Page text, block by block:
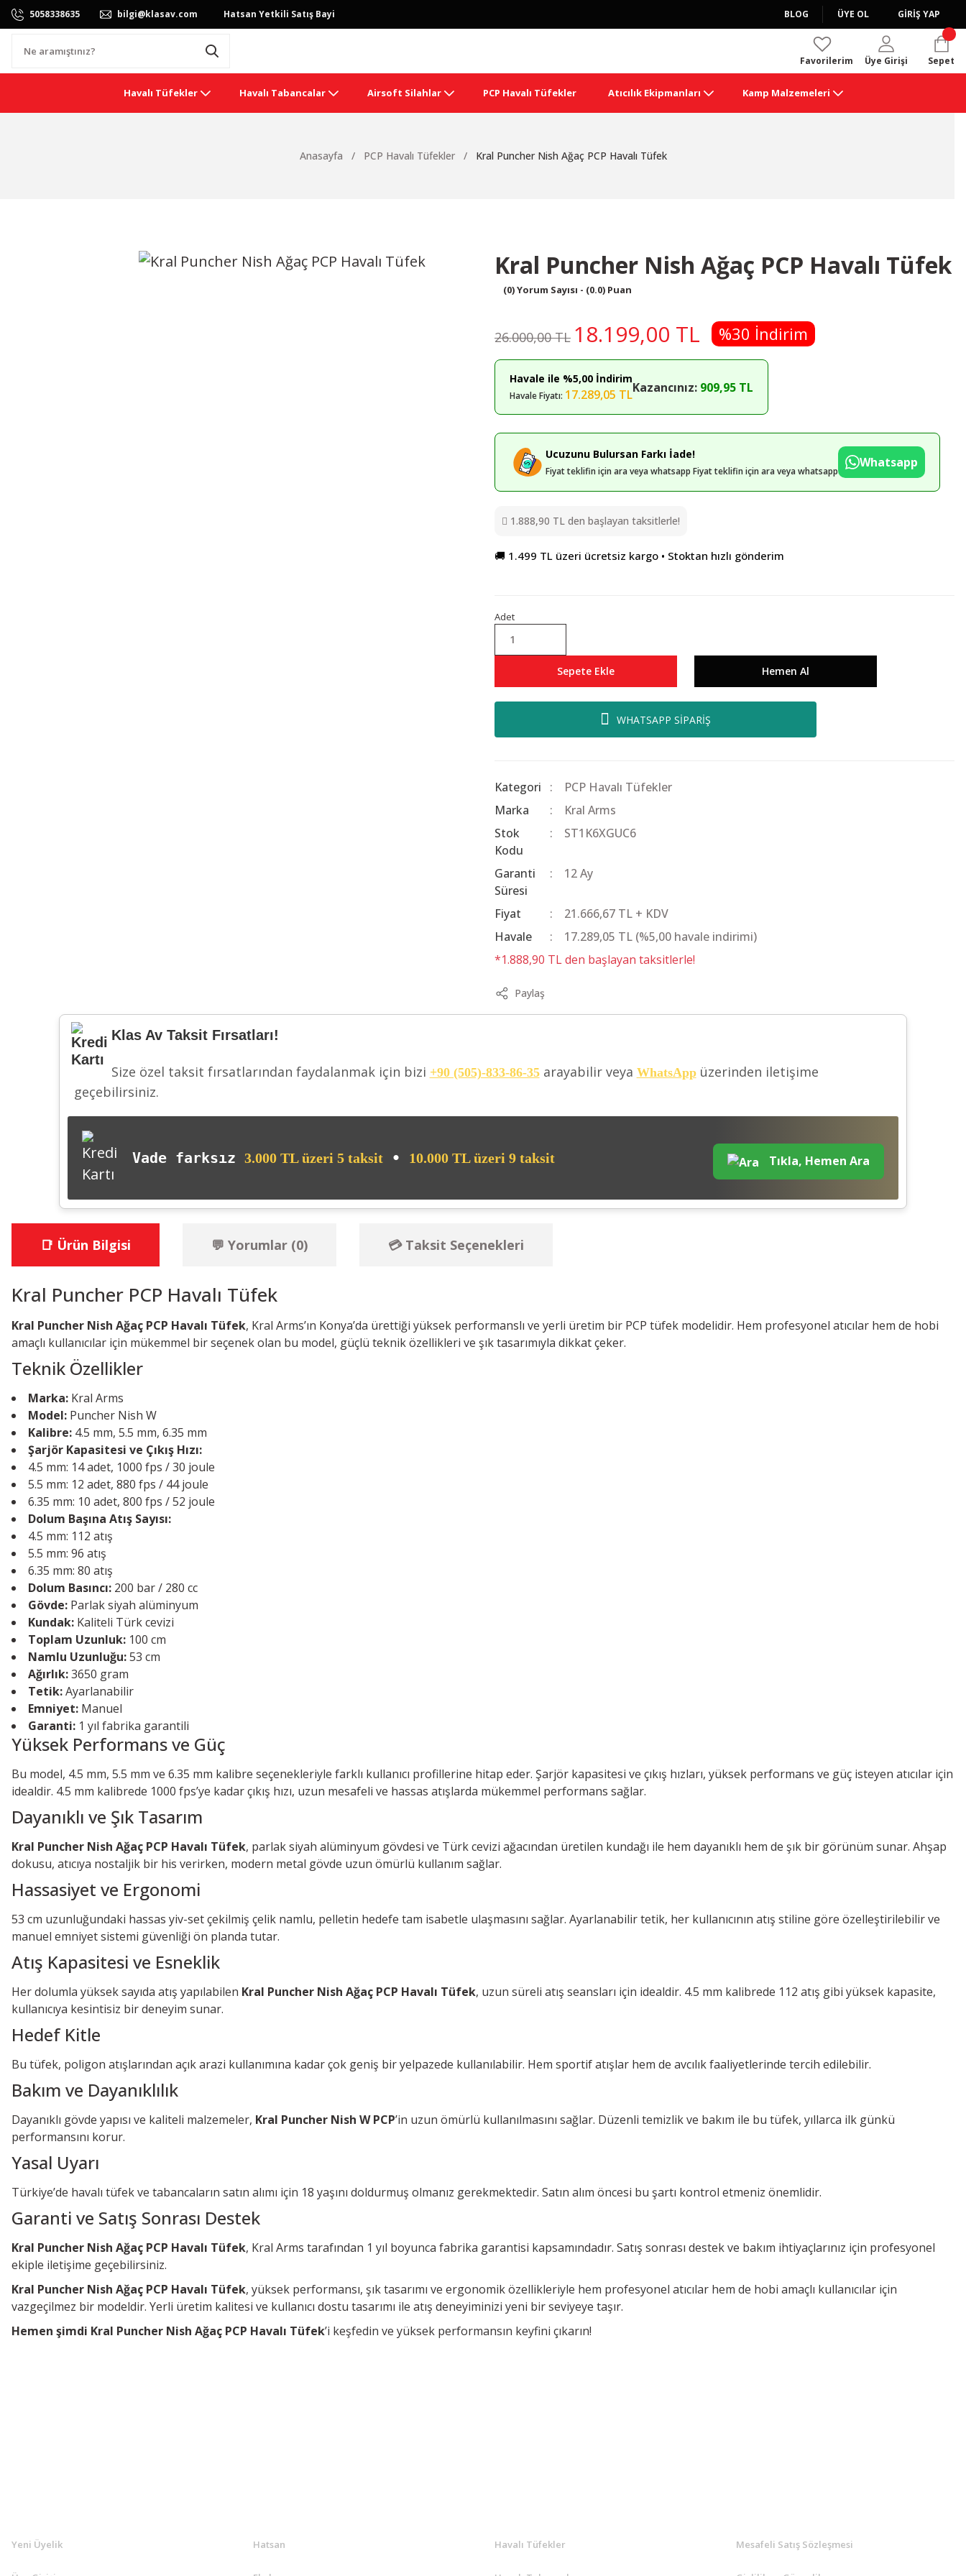
5058338635 bilgi@klasav.com Hatsan Yetkili Satış Bayi BLOG ÜYE OL GİRİŞ YAP
Favorilerim Üye Girişi Sepet
Havalı Tüfekler Havalı Tabancalar Airsoft Silahlar PCP Havalı Tüfekler Atıcılık Ekipmanları Kamp Malzemeleri
Anasayfa PCP Havalı Tüfekler Kral Puncher Nish Ağaç PCP Havalı Tüfek
Kral Puncher Nish Ağaç PCP Havalı Tüfek
(0) Yorum Sayısı - (0.0) Puan
26.000,00 TL 18.199,00 TL %30 İndirim
Havale ile %5,00 İndirim
Havale Fiyatı: 17.289,05 TLKazancınız: 909,95 TL
Ucuzunu Bulursan Farkı İade!
Fiyat teklifin için ara veya whatsapp Fiyat teklifin için ara veya whatsapp
Whatsapp
1.888,90 TL den başlayan taksitlerle!
🚚 1.499 TL üzeri ücretsiz kargo • Stoktan hızlı gönderim
Adet
Sepete Ekle Hemen Al
WHATSAPP SİPARİŞ
Kategori
PCP Havalı Tüfekler
Marka
Kral Arms
Stok
Kodu
ST1K6XGUC6
Garanti
Süresi
12 Ay
Fiyat
21.666,67 TL + KDV
Havale
17.289,05 TL (%5,00 havale indirimi)
*1.888,90 TL den başlayan taksitlerle!
Paylaş
Klas Av Taksit Fırsatları!
Size özel taksit fırsatlarından faydalanmak için bizi +90 (505)-833-86-35arayabilir veya WhatsAppüzerinden iletişime
geçebilirsiniz.
Vade farksız3.000 TL üzeri 5 taksit • 10.000 TL üzeri 9 taksit Tıkla, Hemen Ara
📑 Ürün Bilgisi 💬 Yorumlar (0) 💳 Taksit Seçenekleri
Kral Puncher PCP Havalı Tüfek
Kral Puncher Nish Ağaç PCP Havalı Tüfek, Kral Arms’ın Konya’da ürettiği yüksek performanslı ve yerli üretim bir PCP tüfek modelidir. Hem profesyonel atıcılar hem de hobi
amaçlı kullanıcılar için mükemmel bir seçenek olan bu model, güçlü teknik özellikleri ve şık tasarımıyla dikkat çeker.
Teknik Özellikler
Marka: Kral Arms
Model: Puncher Nish W
Kalibre: 4.5 mm, 5.5 mm, 6.35 mm
Şarjör Kapasitesi ve Çıkış Hızı:
4.5 mm: 14 adet, 1000 fps / 30 joule
5.5 mm: 12 adet, 880 fps / 44 joule
6.35 mm: 10 adet, 800 fps / 52 joule
Dolum Başına Atış Sayısı:
4.5 mm: 112 atış
5.5 mm: 96 atış
6.35 mm: 80 atış
Dolum Basıncı: 200 bar / 280 cc
Gövde: Parlak siyah alüminyum
Kundak: Kaliteli Türk cevizi
Toplam Uzunluk: 100 cm
Namlu Uzunluğu:53 cm
Ağırlık:3650 gram
Tetik:Ayarlanabilir
Emniyet: Manuel
Garanti: 1 yıl fabrika garantili
Yüksek Performans ve Güç
Bu model, 4.5 mm, 5.5 mm ve 6.35 mm kalibre seçenekleriyle farklı kullanıcı profillerine hitap eder. Şarjör kapasitesi ve çıkış hızları, yüksek performans ve güç isteyen atıcılar için
idealdir. 4.5 mm kalibrede 1000 fps’ye kadar çıkış hızı, uzun mesafeli ve hassas atışlarda mükemmel performans sağlar.
Dayanıklı ve Şık Tasarım
Kral Puncher Nish Ağaç PCP Havalı Tüfek, parlak siyah alüminyum gövdesi ve Türk cevizi ağacından üretilen kundağı ile hem dayanıklı hem de şık bir görünüm sunar. Ahşap
dokusu, atıcıya nostaljik bir his verirken, modern metal gövde uzun ömürlü kullanım sağlar.
Hassasiyet ve Ergonomi
53 cm uzunluğundaki hassas yiv-set çekilmiş çelik namlu, pelletin hedefe tam isabetle ulaşmasını sağlar. Ayarlanabilir tetik, her kullanıcının atış stiline göre özelleştirilebilir ve
manuel emniyet sistemi güvenliği ön planda tutar.
Atış Kapasitesi ve Esneklik
Her dolumla yüksek sayıda atış yapılabilen Kral Puncher Nish Ağaç PCP Havalı Tüfek, uzun süreli atış seansları için idealdir. 4.5 mm kalibrede 112 atış gibi yüksek kapasite,
kullanıcıya kesintisiz bir deneyim sunar.
Hedef Kitle
Bu tüfek, poligon atışlarından açık arazi kullanımına kadar çok geniş bir yelpazede kullanılabilir. Hem sportif atışlar hem de avcılık faaliyetlerinde tercih edilebilir.
Bakım ve Dayanıklılık
Dayanıklı gövde yapısı ve kaliteli malzemeler, Kral Puncher Nish W PCP’in uzun ömürlü kullanılmasını sağlar. Düzenli temizlik ve bakım ile bu tüfek, yıllarca ilk günkü
performansını korur.
Yasal Uyarı
Türkiye’de havalı tüfek ve tabancaların satın alımı için 18 yaşını doldurmuş olmanız gerekmektedir. Satın alım öncesi bu şartı kontrol etmeniz önemlidir.
Garanti ve Satış Sonrası Destek
Kral Puncher Nish Ağaç PCP Havalı Tüfek, Kral Arms tarafından 1 yıl boyunca fabrika garantisi kapsamındadır. Satış sonrası destek ve bakım ihtiyaçlarınız için profesyonel
ekiple iletişime geçebilirsiniz.
Kral Puncher Nish Ağaç PCP Havalı Tüfek, yüksek performansı, şık tasarımı ve ergonomik özellikleriyle hem profesyonel atıcılar hem de hobi amaçlı kullanıcılar için
vazgeçilmez bir modeldir. Yerli üretim kalitesi ve kullanıcı dostu tasarımı ile atış deneyiminizi yeni bir seviyeye taşır.
Hemen şimdi Kral Puncher Nish Ağaç PCP Havalı Tüfek’i keşfedin ve yüksek performansın keyfini çıkarın!
Yeni Üyelik Hatsan Havalı Tüfekler Mesafeli Satış Sözleşmesi